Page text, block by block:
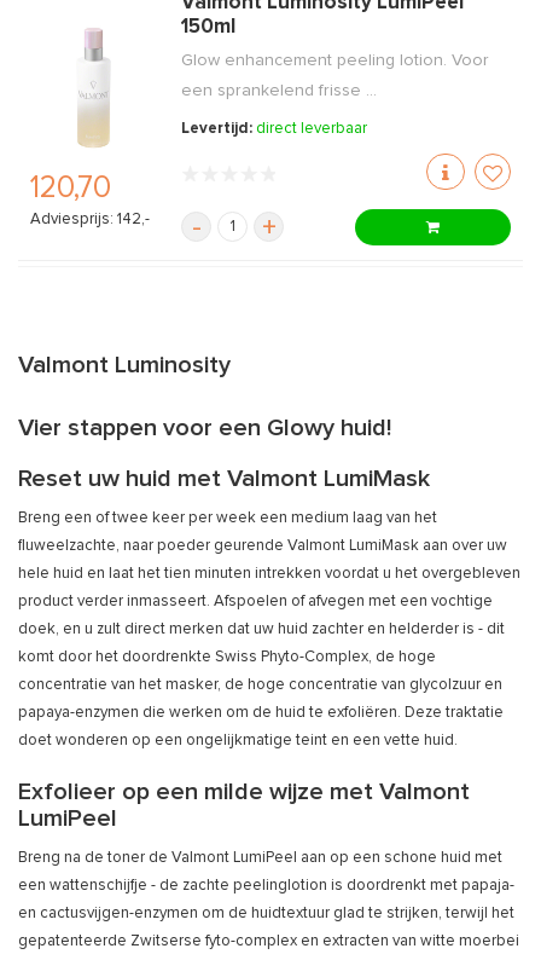
120,70
Adviesprijs: 142,-
150ml
Glow enhancement peeling lotion. Voor
een sprankelend frisse ...
Levertijd: direct leverbaar
- +
Valmont Luminosity
Vier stappen voor een Glowy huid!
Reset uw huid met Valmont LumiMask
Breng een of twee keer per week een medium laag van het
fluweelzachte, naar poeder geurende Valmont LumiMask aan over uw
hele huid en laat het tien minuten intrekken voordat u het overgebleven
product verder inmasseert. Afspoelen of afvegen met een vochtige
doek, en u zult direct merken dat uw huid zachter en helderder is - dit
komt door het doordrenkte Swiss Phyto-Complex, de hoge
concentratie van het masker, de hoge concentratie van glycolzuur en
papaya-enzymen die werken om de huid te exfoliëren. Deze traktatie
doet wonderen op een ongelijkmatige teint en een vette huid.
Exfolieer op een milde wijze met Valmont
LumiPeel
Breng na de toner de Valmont LumiPeel aan op een schone huid met
een wattenschijfje - de zachte peelinglotion is doordrenkt met papaja-
en cactusvijgen-enzymen om de huidtextuur glad te strijken, terwijl het
gepatenteerde Zwitserse fyto-complex en extracten van witte moerbei